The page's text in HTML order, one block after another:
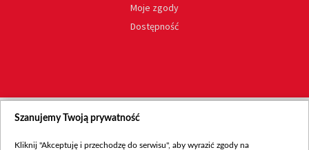
Moje zgody
Dostępność
Szanujemy Twoją prywatność
Kliknij "Akceptuję i przechodzę do serwisu", aby wyrazić zgody na